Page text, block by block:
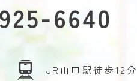
JR山口駅徒歩12分